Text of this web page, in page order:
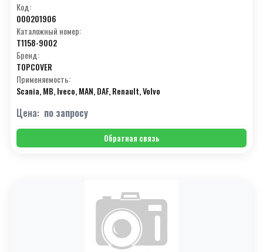
Код:
000201906
Каталожный номер:
T1158-9002
Бренд:
TOPCOVER
Применяемость:
Scania, MB, Iveco, MAN, DAF, Renault, Volvo
Цена: по запросу
Обратная связь